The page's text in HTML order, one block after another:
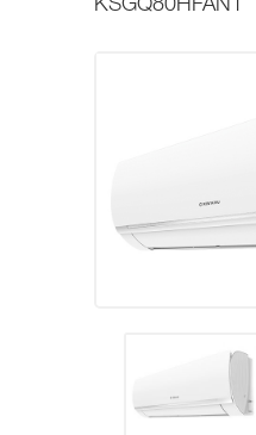
KSGQ80HFAN1